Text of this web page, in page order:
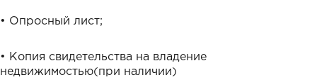
• Опросный лист;
• Копия свидетельства на владение
недвижимостью(при наличии)